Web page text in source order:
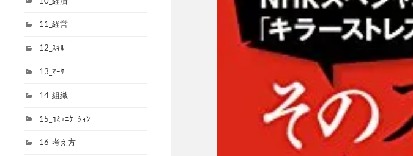
11_経営
12_ｽｷﾙ
13_ﾏｰｹ
14_組織
15_ｺﾐｭﾆｹｰｼｮﾝ
16_考え方